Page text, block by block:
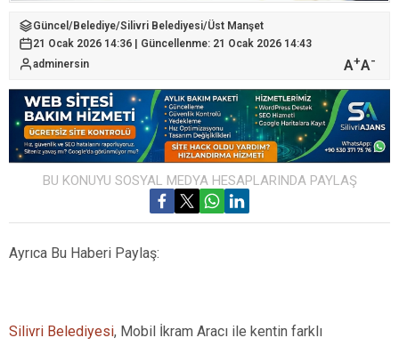
Güncel /Belediye/Silivri Belediyesi/Üst Manşet
21 Ocak 2026 14:36 | Güncellenme: 21 Ocak 2026 14:43
adminersin
A+A-
BU KONUYU SOSYAL MEDYA HESAPLARINDA PAYLAŞ
Ayrıca Bu Haberi Paylaş:
Silivri Belediyesi, Mobil İkram Aracı ile kentin farklı